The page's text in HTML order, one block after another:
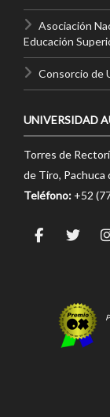
Asociación
Educación
Consorcio de
UNIVERSIDAD
Torres de
de Tiro, Pachuca
Teléfono: +52